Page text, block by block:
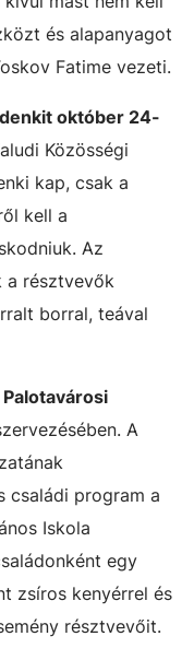
és alapanyagot
Fatime vezeti.
október 24-
Közösségi
kap, csak a
kell a
Az
a résztvevők
borral, teával
A
családi program a
Iskola
egy
zsíros kenyérrel és
résztvevőit.